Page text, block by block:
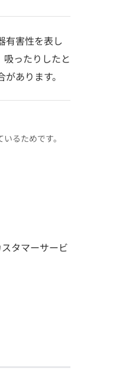
有害性を表し
吸ったりしたと
あります。
るためです。
タマーサービ